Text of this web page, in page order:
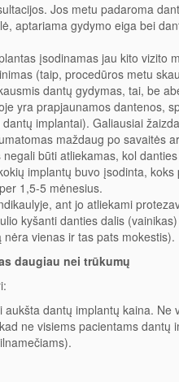
Jos metu padaroma
aptariama gydymo eiga bei
įsodinamas jau kito vizito
(taip, procedūros metu
dantų gydymas, tai, be
yra prapjaunamos dantenos,
implantai). Galiausiai
maždaug po savaitės
būti atliekamas, kol
implantų buvo įsodinta,
1,5-5 mėnesius.
ant jo atliekami
kyšanti danties dalis
vienas ir tas pats mokestis).
daugiau nei trūkumų
dantų implantų kaina. Ne
ne visiems pacientams